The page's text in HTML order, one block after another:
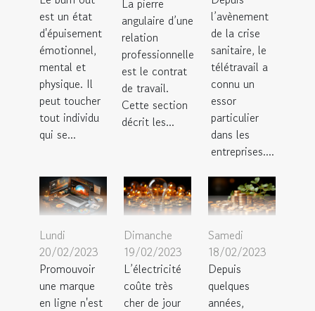
est un état
d'épuisement
émotionnel,
mental et
physique. Il
peut toucher
tout individu
qui se...
angulaire d’une
relation
professionnelle
est le contrat
de travail.
Cette section
décrit les...
l’avènement
de la crise
sanitaire, le
télétravail a
connu un
essor
particulier
dans les
entreprises....
Lundi
20/02/2023
Promouvoir
une marque
en ligne n'est
Dimanche
19/02/2023
L’électricité
coûte très
cher de jour
Samedi
18/02/2023
Depuis
quelques
années,